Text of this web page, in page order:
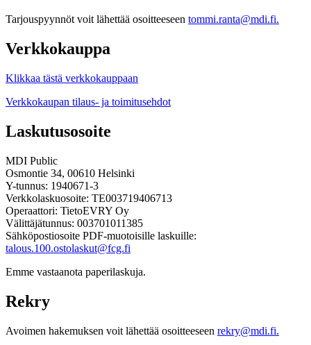
Tarjouspyynnöt voit lähettää osoitteeseen tommi.ranta@mdi.fi.
Verkkokauppa
Klikkaa tästä verkkokauppaan
Verkkokaupan tilaus- ja toimitusehdot
Laskutusosoite
MDI Public
Osmontie 34, 00610 Helsinki
Y-tunnus: 1940671-3
Verkkolaskuosoite: TE003719406713
Operaattori: TietoEVRY Oy
Välittäjätunnus: 003701011385
Sähköpostiosoite PDF-muotoisille laskuille:
talous.100.ostolaskut@fcg.fi
Emme vastaanota paperilaskuja.
Rekry
Avoimen hakemuksen voit lähettää osoitteeseen rekry@mdi.fi.